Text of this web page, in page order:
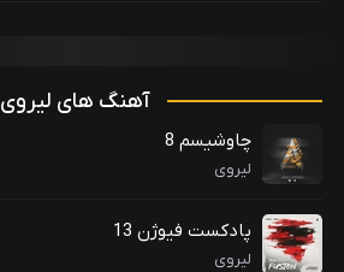
آهنگ های لیروی
چاوشیسم 8
لیروی
پادکست فیوژن 13
لیروی